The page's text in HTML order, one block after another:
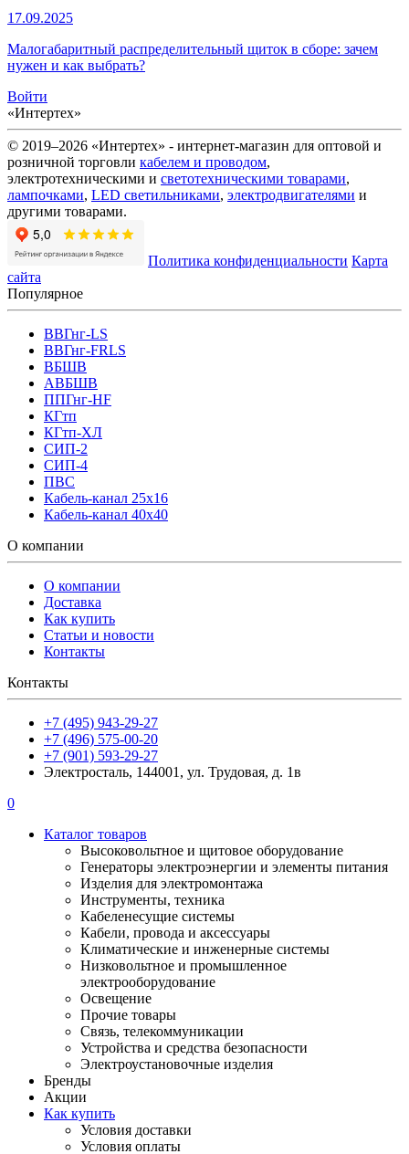
17.09.2025
Малогабаритный распределительный щиток в сборе: зачем
нужен и как выбрать?
Войти
«Интертех»
© 2019–2026 «Интертех» - интернет-магазин для оптовой и
розничной торговли кабелем и проводом,
электротехническими и светотехническими товарами,
лампочками, LED светильниками, электродвигателями и
другими товарами.
Политика конфиденциальности Карта
сайта
Популярное
ВВГнг-LS
ВВГнг-FRLS
ВБШВ
АВБШВ
ППГнг-HF
КГтп
КГтп-ХЛ
СИП-2
СИП-4
ПВС
Кабель-канал 25х16
Кабель-канал 40х40
О компании
О компании
Доставка
Как купить
Статьи и новости
Контакты
Контакты
+7 (495) 943-29-27
+7 (496) 575-00-20
+7 (901) 593-29-27
Электросталь, 144001, ул. Трудовая, д. 1в
0
Каталог товаров
Высоковольтное и щитовое оборудование
Генераторы электроэнергии и элементы питания
Изделия для электромонтажа
Инструменты, техника
Кабеленесущие системы
Кабели, провода и аксессуары
Климатические и инженерные системы
Низковольтное и промышленное
электрооборудование
Освещение
Прочие товары
Связь, телекоммуникации
Устройства и средства безопасности
Электроустановочные изделия
Бренды
Акции
Как купить
Условия доставки
Условия оплаты